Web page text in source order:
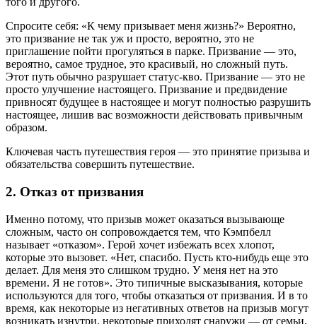
Спросите себя: «К чему призывает меня жизнь?» Вероятно,
это призвание не так уж и просто, вероятно, это не
приглашение пойти прогуляться в парке. Призвание — это,
вероятно, самое трудное, это красивый, но сложный путь.
Этот путь обычно разрушает статус-кво. Призвание — это не
просто улучшение настоящего. Призвание и предвидение
привносят будущее в настоящее и могут полностью разрушить
настоящее, лишив вас возможности действовать привычным
образом.
Ключевая часть путешествия героя — это принятие призыва и
обязательства совершить путешествие.
2. Отказ от призвания
Именно потому, что призыв может оказаться вызывающе
сложным, часто он сопровождается тем, что Кэмпбелл
называет «отказом». Герой хочет избежать всех хлопот,
которые это вызовет. «Нет, спасибо. Пусть кто-нибудь еще это
делает. Для меня это слишком трудно. У меня нет на это
времени. Я не готов». Это типичные высказывания, которые
используются для того, чтобы отказаться от призвания. И в то
время, как некоторые из негативных ответов на призыв могут
возникать изнутри, некоторые приходят снаружи — от семьи,